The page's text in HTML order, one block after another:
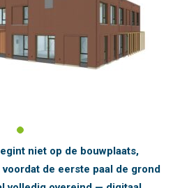
niet op de bouwplaats,
de eerste paal de grond